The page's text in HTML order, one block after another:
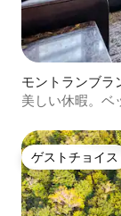
モントランブラ
美しい休暇。ベ
ゲストチョイス
ゲストチョイス